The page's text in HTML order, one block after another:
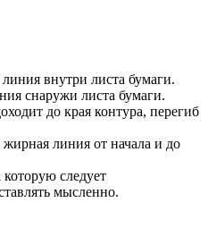
внутри листа бумаги.
снаружи листа бумаги.
до края контура, перегиб
линия от начала и до
следует
мысленно.